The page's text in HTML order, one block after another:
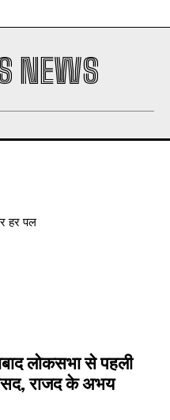
NEWS
हर पल
लोकसभा से पहली
राजद के अभय